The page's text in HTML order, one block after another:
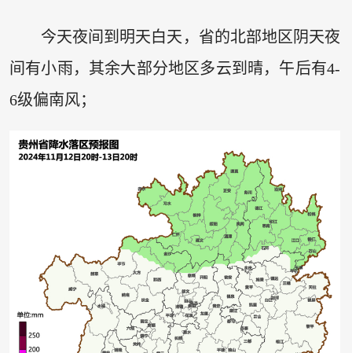
今天夜间到明天白天，省的北部地区阴天夜
间有小雨，其余大部分地区多云到晴，午后有4-
6级偏南风；